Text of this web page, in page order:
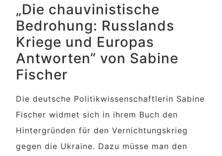
„Die chauvinistische
Bedrohung: Russlands
Kriege und Europas
Antworten“ von Sabine
Fischer
Die deutsche Politikwissenschaftlerin Sabine
Fischer widmet sich in ihrem Buch den
Hintergründen für den Vernichtungskrieg
gegen die Ukraine. Dazu müsse man den